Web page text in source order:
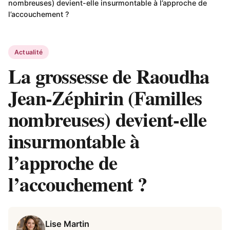
nombreuses) devient-elle insurmontable à l’approche de
l’accouchement ?
Actualité
La grossesse de Raoudha
Jean-Zéphirin (Familles
nombreuses) devient-elle
insurmontable à
l’approche de
l’accouchement ?
Lise Martin